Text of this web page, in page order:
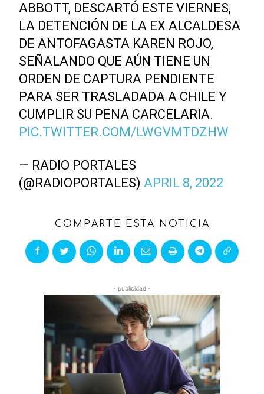
ABBOTT, DESCARTÓ ESTE VIERNES,
LA DETENCIÓN DE LA EX ALCALDESA
DE ANTOFAGASTA KAREN ROJO,
SEÑALANDO QUE AÚN TIENE UN
ORDEN DE CAPTURA PENDIENTE
PARA SER TRASLADADA A CHILE Y
CUMPLIR SU PENA CARCELARIA.
PIC.TWITTER.COM/LWGVMTDZHW
— RADIO PORTALES
(@RADIOPORTALES)APRIL 8, 2022
COMPARTE ESTA NOTICIA
- publicidad -